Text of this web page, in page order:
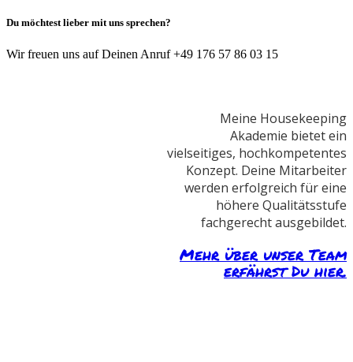
Du möchtest lieber mit uns sprechen?
Wir freuen uns auf Deinen Anruf +49 176 57 86 03 15
Meine Housekeeping
Akademie bietet ein
vielseitiges, hochkompetentes
Konzept. Deine Mitarbeiter
werden erfolgreich für eine
höhere Qualitätsstufe
fachgerecht ausgebildet.
Mehr über unser Team
erfährst Du hier.